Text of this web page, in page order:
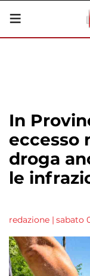
In
eccesso
droga
le
redazione | sabato